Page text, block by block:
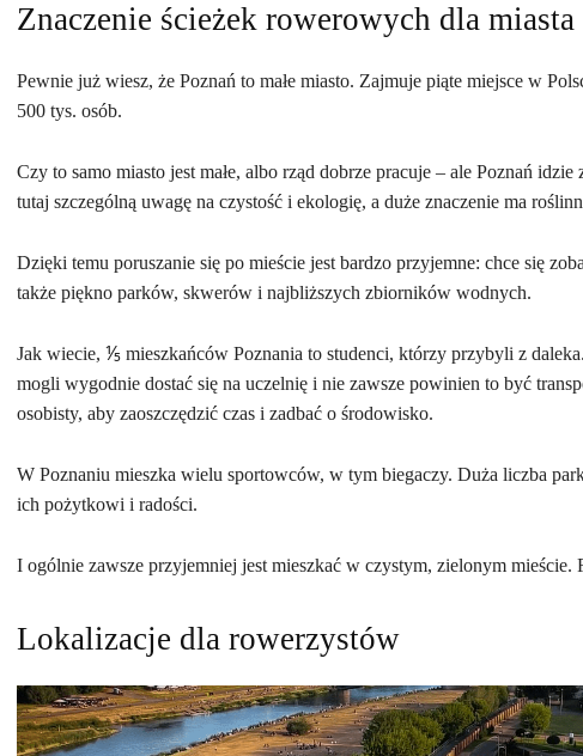
Znaczenie ścieżek rowerowych dla miasta
Pewnie już wiesz, że Poznań to małe miasto. Zajmuje piąte miejsce w
500 tys. osób.
Czy to samo miasto jest małe, albo rząd dobrze pracuje – ale Poznań
tutaj szczególną uwagę na czystość i ekologię, a duże znaczenie ma
Dzięki temu poruszanie się po mieście jest bardzo przyjemne: chce się
także piękno parków, skwerów i najbliższych zbiorników wodnych.
Jak wiecie, ⅕ mieszkańców Poznania to studenci, którzy przybyli z
mogli wygodnie dostać się na uczelnię i nie zawsze powinien to być
osobisty, aby zaoszczędzić czas i zadbać o środowisko.
W Poznaniu mieszka wielu sportowców, w tym biegaczy. Duża liczba
ich pożytkowi i radości.
I ogólnie zawsze przyjemniej jest mieszkać w czystym, zielonym mieście.
Lokalizacje dla rowerzystów